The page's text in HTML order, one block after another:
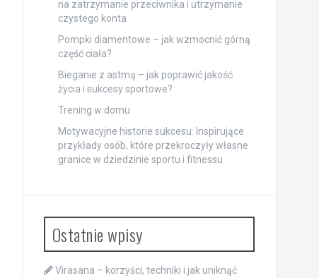
na zatrzymanie przeciwnika i utrzymanie
czystego konta
Pompki diamentowe – jak wzmocnić górną
część ciała?
Bieganie z astmą – jak poprawić jakość
życia i sukcesy sportowe?
Trening w domu
Motywacyjne historie sukcesu: Inspirujące
przykłady osób, które przekroczyły własne
granice w dziedzinie sportu i fitnessu
Ostatnie wpisy
Virasana – korzyści, techniki i jak uniknąć